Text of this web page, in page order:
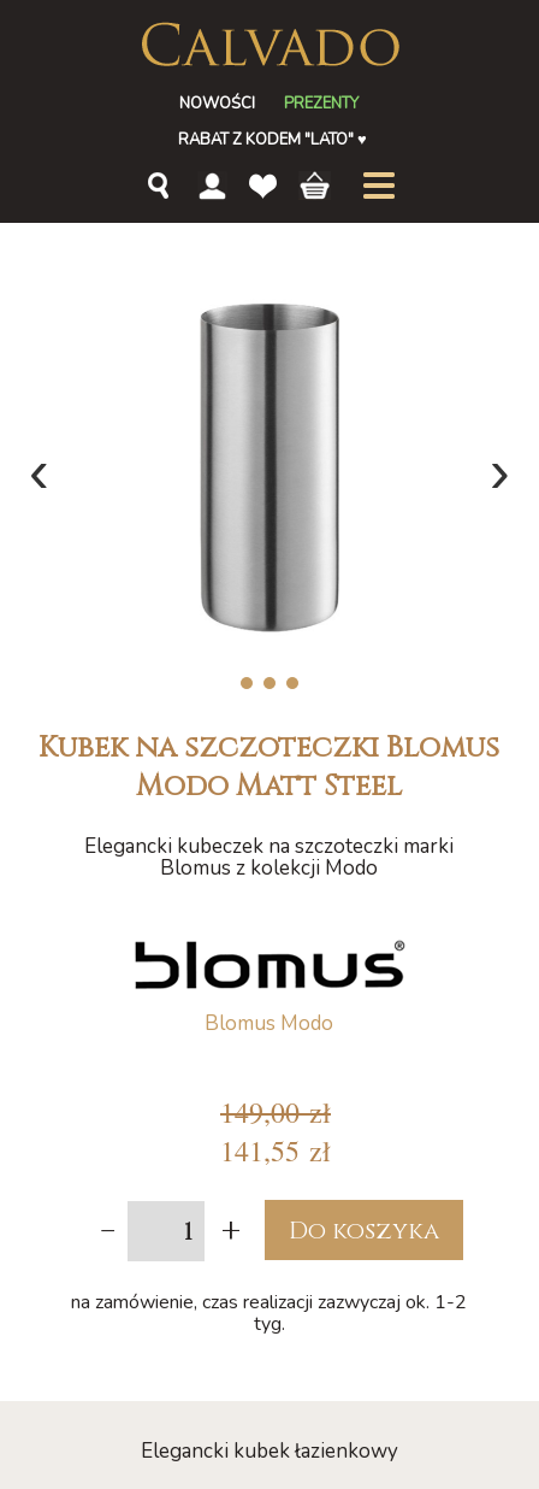
NOWOŚCI
PREZENTY
RABAT Z KODEM "LATO"♥
‹ ›
1 2 3
Kubek na szczoteczki Blomus
Modo Matt Steel
Elegancki kubeczek na szczoteczki marki
Blomus z kolekcji Modo
Blomus Modo
149,00 zł
141,55 zł
- + Do koszyka
na zamówienie, czas realizacji zazwyczaj ok. 1-2
tyg.
Elegancki kubek łazienkowy